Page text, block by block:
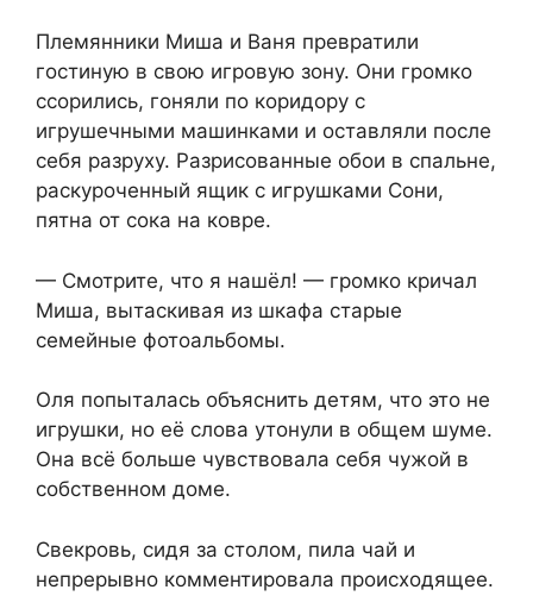
Племянники Миша и Ваня превратили
гостиную в свою игровую зону. Они громко
ссорились, гоняли по коридору с
игрушечными машинками и оставляли после
себя разруху. Разрисованные обои в спальне,
раскуроченный ящик с игрушками Сони,
пятна от сока на ковре.
— Смотрите, что я нашёл! — громко кричал
Миша, вытаскивая из шкафа старые
семейные фотоальбомы.
Оля попыталась объяснить детям, что это не
игрушки, но её слова утонули в общем шуме.
Она всё больше чувствовала себя чужой в
собственном доме.
Свекровь, сидя за столом, пила чай и
непрерывно комментировала происходящее.